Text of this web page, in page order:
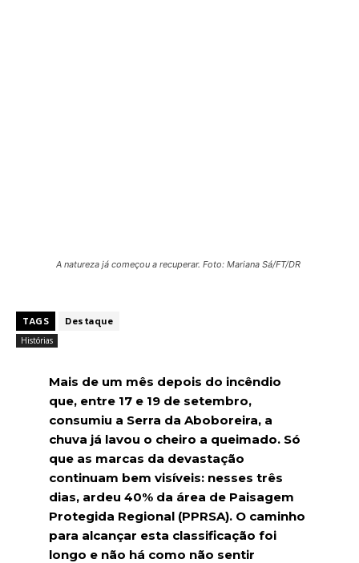
A natureza já começou a recuperar. Foto: Mariana Sá/FT/DR
TAGS Destaque
Histórias
Mais de um mês depois do incêndio
que, entre 17 e 19 de setembro,
consumiu a Serra da Aboboreira, a
chuva já lavou o cheiro a queimado. Só
que as marcas da devastação
continuam bem visíveis: nesses três
dias, ardeu 40% da área de Paisagem
Protegida Regional (PPRSA). O caminho
para alcançar esta classificação foi
longo e não há como não sentir